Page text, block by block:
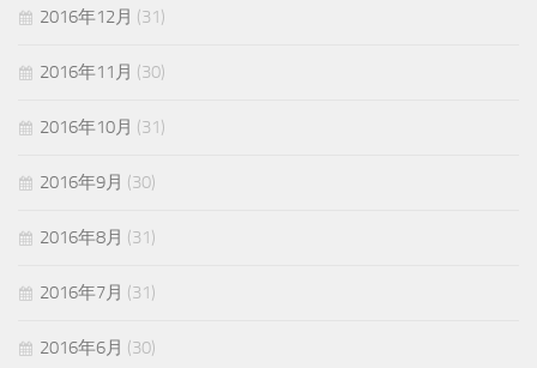
2016年12月 (31)
2016年11月 (30)
2016年10月 (31)
2016年9月 (30)
2016年8月 (31)
2016年7月 (31)
2016年6月 (30)